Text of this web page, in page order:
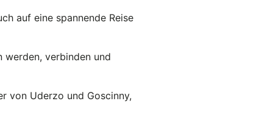
auf eine spannende Reise
werden, verbinden und
von Uderzo und Goscinny,